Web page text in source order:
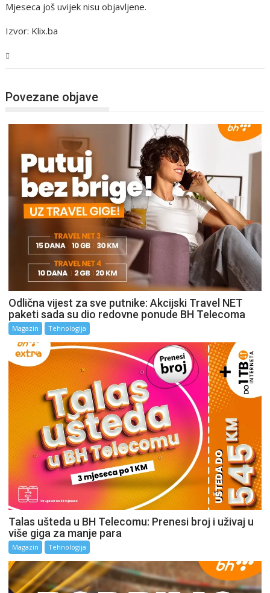
Mjeseca još uvijek nisu objavljene.
Izvor: Klix.ba
Povezane objave
Odlična vijest za sve putnike: Akcijski Travel NET
paketi sada su dio redovne ponude BH Telecoma
Magazin Tehnologija
Talas ušteda u BH Telecomu: Prenesi broj i uživaj u
više giga za manje para
Magazin Tehnologija